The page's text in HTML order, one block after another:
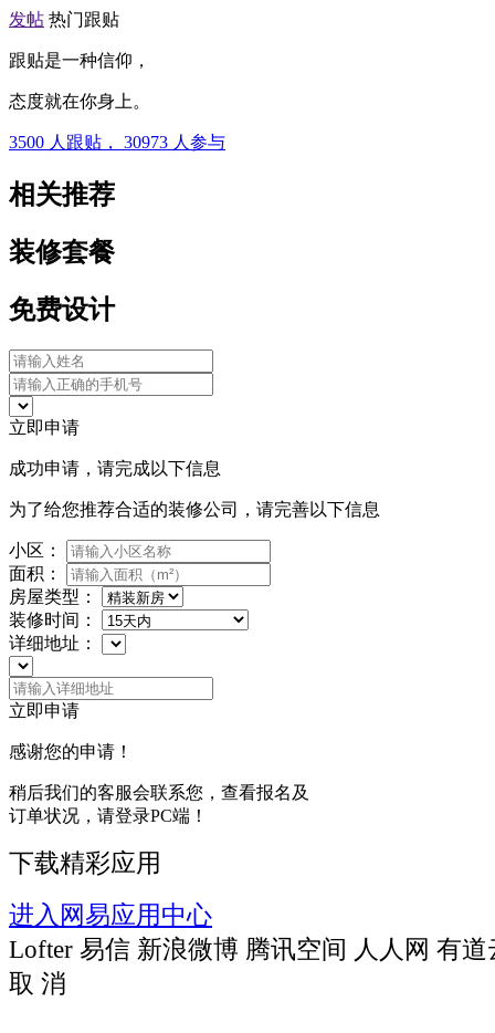
发帖 热门跟贴
跟贴是一种信仰，
态度就在你身上。
3500 人跟贴， 30973 人参与
相关推荐
装修套餐
免费设计
立即申请
成功申请，请完成以下信息
为了给您推荐合适的装修公司，请完善以下信息
小区：
面积：
房屋类型：
装修时间：
详细地址：
立即申请
感谢您的申请！
稍后我们的客服会联系您，查看报名及
订单状况，请登录PC端！
下载精彩应用
进入网易应用中心
Lofter 易信 新浪微博 腾讯空间 人人网 有道
取 消